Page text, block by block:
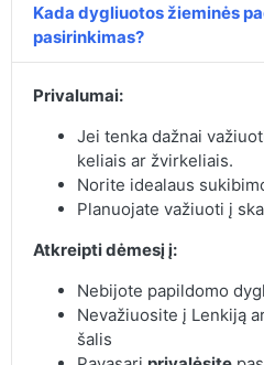
Kada dygliuotos žieminės
pasirinkimas?
Privalumai:
Jei tenka dažnai
keliais ar žvirkeliais.
Norite idealaus
Planuojate važiuoti į
Atkreipti dėmesį į:
Nebijote papildomo
Nevažiuosite į Lenkiją
šalis